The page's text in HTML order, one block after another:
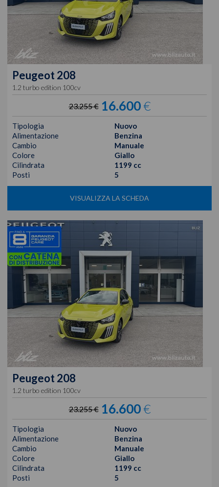
Peugeot 208
1.2 turbo edition 100cv
23.255 € 16.600€
Tipologia
Nuovo
Alimentazione
Benzina
Cambio
Manuale
Colore
Giallo
Cilindrata
1199 cc
Posti
5
VISUALIZZA LA SCHEDA
Peugeot 208
1.2 turbo edition 100cv
23.255 € 16.600€
Tipologia
Nuovo
Alimentazione
Benzina
Cambio
Manuale
Colore
Giallo
Cilindrata
1199 cc
Posti
5